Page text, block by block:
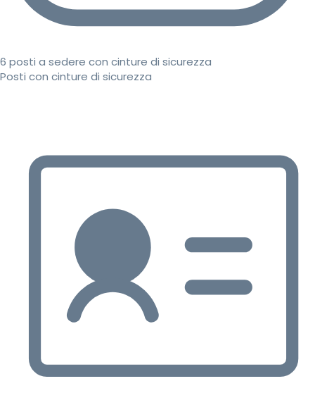
6 posti a sedere con cinture di sicurezza
Posti con cinture di sicurezza